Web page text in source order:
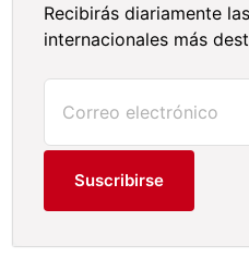
Recibirás diariamente
internacionales más
Suscribirse